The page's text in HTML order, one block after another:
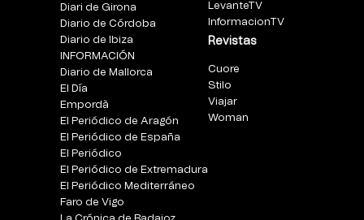
Diari de Girona
Diario de Córdoba
Diario de Ibiza
INFORMACIÓN
Diario de Mallorca
El Día
Empordà
El Periódico de Aragón
El Periódico de España
El Periódico
El Periódico de Extremadura
El Periódico Mediterráneo
Faro de Vigo
LevanteTV
InformacionTV
Revistas
Cuore
Stilo
Viajar
Woman